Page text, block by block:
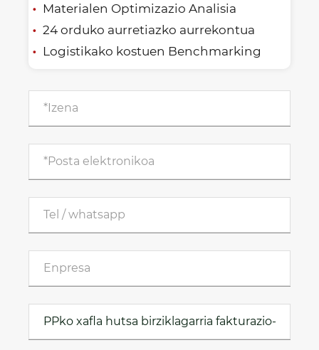
Materialen Optimizazio Analisia
24 orduko aurretiazko aurrekontua
Logistikako kostuen Benchmarking